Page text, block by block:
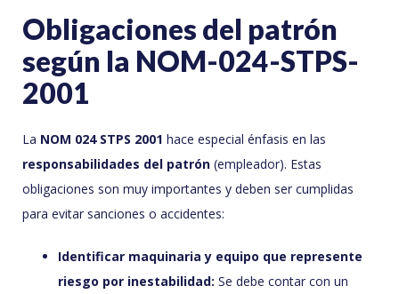
Obligaciones del patrón
según la NOM-024-STPS-
2001
La NOM 024 STPS 2001 hace especial énfasis en las
responsabilidades del patrón (empleador). Estas
obligaciones son muy importantes y deben ser cumplidas
para evitar sanciones o accidentes:
Identificar maquinaria y equipo que represente
riesgo por inestabilidad: Se debe contar con un